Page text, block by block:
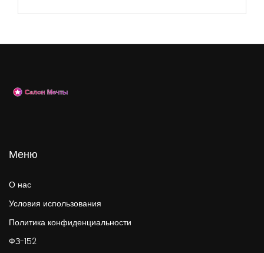
Меню
О нас
Условия использования
Политика конфиденциальности
ФЗ-152